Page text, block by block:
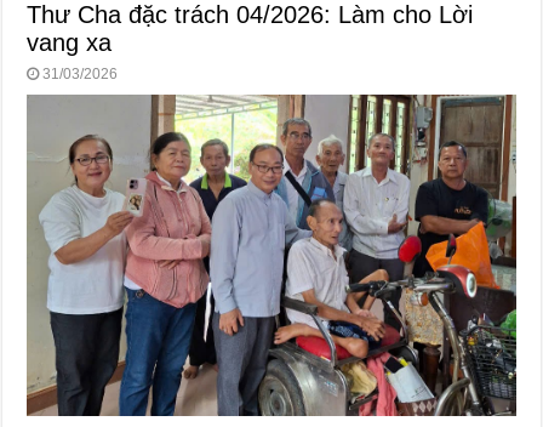
Thư Cha đặc trách 04/2026: Làm cho Lời
vang xa
31/03/2026